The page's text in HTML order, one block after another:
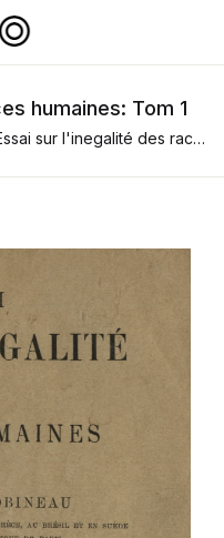
humaines: Tom 1
sur l'inegalité des races humaines: Tom 1